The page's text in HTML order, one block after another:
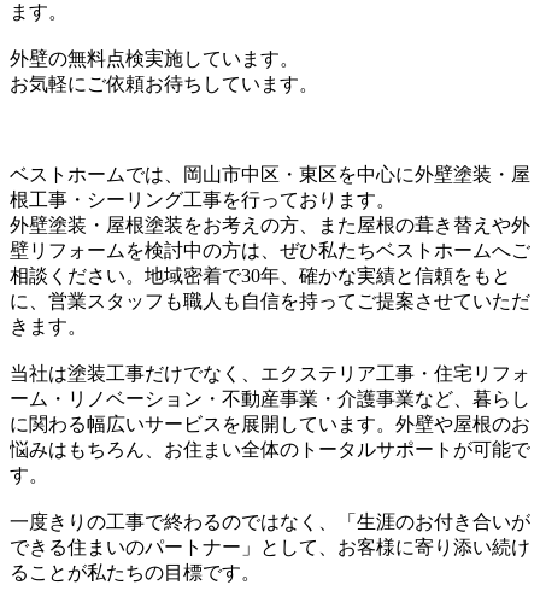
ます。
外壁の無料点検実施しています。
お気軽にご依頼お待ちしています。
ベストホームでは、岡山市中区・東区を中心に外壁塗装・屋
根工事・シーリング工事を行っております。
外壁塗装・屋根塗装をお考えの方、また屋根の葺き替えや外
壁リフォームを検討中の方は、ぜひ私たちベストホームへご
相談ください。地域密着で30年、確かな実績と信頼をもと
に、営業スタッフも職人も自信を持ってご提案させていただ
きます。
当社は塗装工事だけでなく、エクステリア工事・住宅リフォ
ーム・リノベーション・不動産事業・介護事業など、暮らし
に関わる幅広いサービスを展開しています。外壁や屋根のお
悩みはもちろん、お住まい全体のトータルサポートが可能で
す。
一度きりの工事で終わるのではなく、「生涯のお付き合いが
できる住まいのパートナー」として、お客様に寄り添い続け
ることが私たちの目標です。